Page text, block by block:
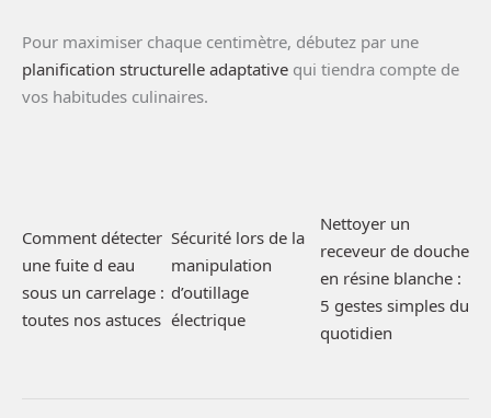
Pour maximiser chaque centimètre, débutez par une
planification structurelle adaptative qui tiendra compte de
vos habitudes culinaires.
Comment détecter
une fuite d eau
sous un carrelage :
toutes nos astuces
Sécurité lors de la
manipulation
d’outillage
électrique
Nettoyer un
receveur de douche
en résine blanche :
5 gestes simples du
quotidien